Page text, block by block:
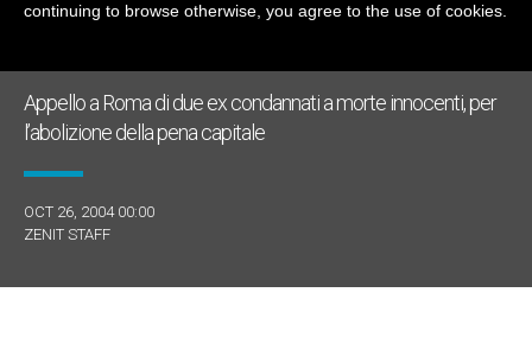
ULTIME NOTIZIE
Appello a Roma di due ex condannati a morte innocenti, per
l’abolizione della pena capitale
OCT 26, 2004 00:00
ZENIT STAFF
continuing to browse otherwise, you agree to the use of cookies.